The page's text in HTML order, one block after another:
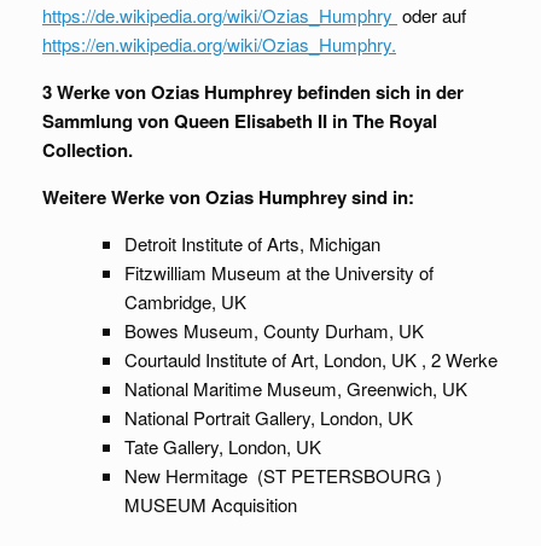
https://de.wikipedia.org/wiki/Ozias_Humphry oder auf
https://en.wikipedia.org/wiki/Ozias_Humphry.
3 Werke von Ozias Humphrey befinden sich in der
Sammlung von Queen Elisabeth II in The Royal
Collection.
Weitere Werke von Ozias Humphrey sind in:
Detroit Institute of Arts, Michigan
Fitzwilliam Museum at the University of
Cambridge, UK
Bowes Museum, County Durham, UK
Courtauld Institute of Art, London, UK , 2 Werke
National Maritime Museum, Greenwich, UK
National Portrait Gallery, London, UK
Tate Gallery, London, UK
New Hermitage (ST PETERSBOURG )
MUSEUM Acquisition